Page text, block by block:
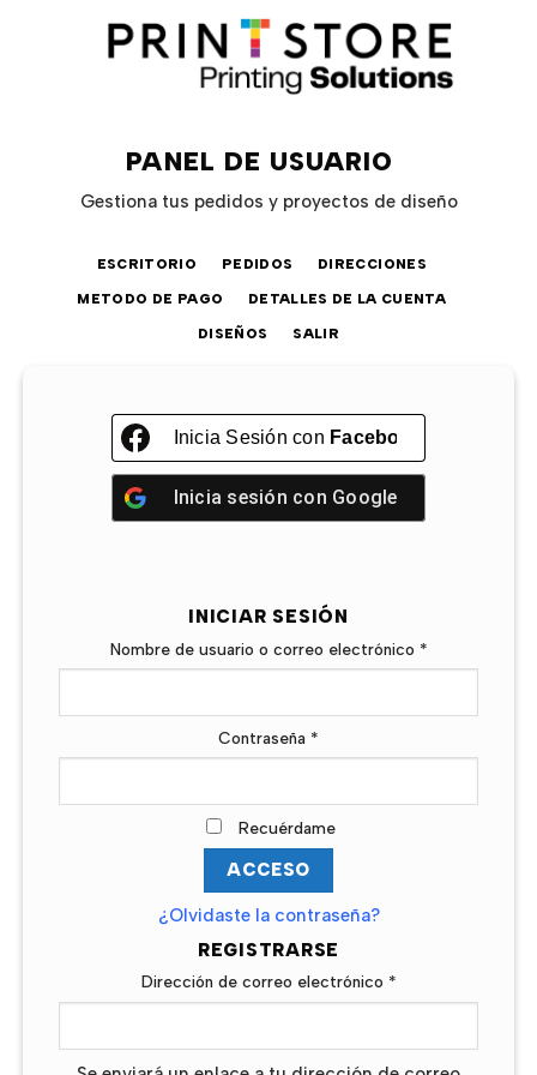
PANEL DE USUARIO
Gestiona tus pedidos y proyectos de diseño
ESCRITORIO PEDIDOS DIRECCIONES
METODO DE PAGO DETALLES DE LA CUENTA
DISEÑOS SALIR
Inicia Sesión con Facebook
Inicia sesión con Google
INICIAR SESIÓN
Nombre de usuario o correo electrónico *
Contraseña *
Alternative:
Recuérdame
ACCESO
¿Olvidaste la contraseña?
REGISTRARSE
Dirección de correo electrónico *